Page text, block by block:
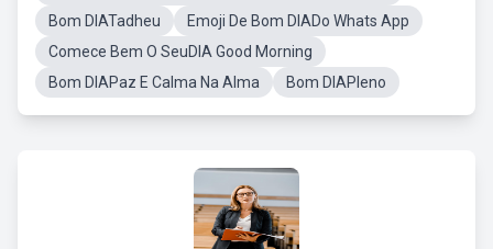
Bom DIATadheu
Emoji De Bom DIADo Whats App
Comece Bem O SeuDIA Good Morning
Bom DIAPaz E Calma Na Alma
Bom DIAPleno